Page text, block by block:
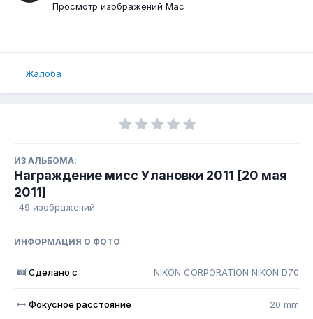
Просмотр изображений Mac
Жалоба
ИЗ АЛЬБОМА:
Награждение мисс Улановки 2011 [20 мая
2011]
· 49 изображений
ИНФОРМАЦИЯ О ФОТО
Сделано с NIKON CORPORATION NIKON D70
Фокусное расстояние 20 mm